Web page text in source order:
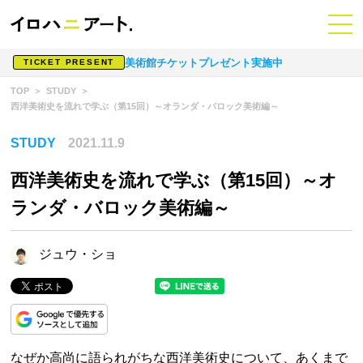
TICKET PRESENT 美術館チケットプレゼント実施中
TOP
STUDY
西洋美術史を流れで学ぶ（第15回）～オランダ・バロック美術編～
STUDY 2021.11.9
西洋美術史を流れで学ぶ（第15回）～オ
ランダ・バロック美術編～
ジュウ・ショ
なぜか高尚に語られがちな西洋美術史について、あくまで